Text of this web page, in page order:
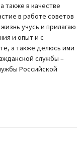
также в качестве
в работе советов
учусь и прилагаю
и опыт и с
а также делюсь ими
службы –
Российской